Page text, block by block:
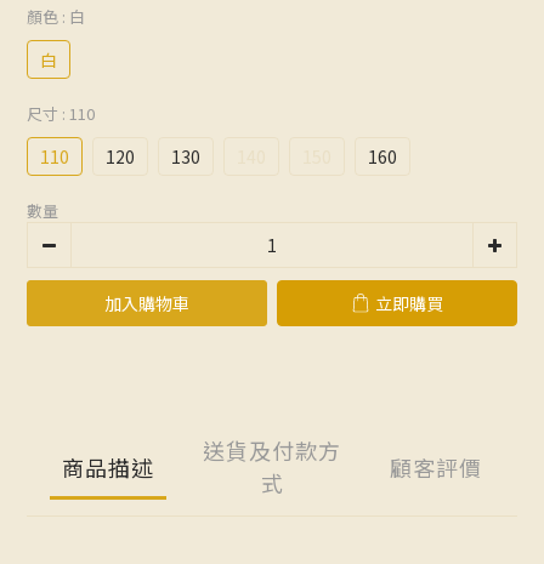
顏色 : 白
白
尺寸 : 110
110 120 130 160
數量
加入購物車 立即購買
商品描述
送貨及付款方
式
顧客評價